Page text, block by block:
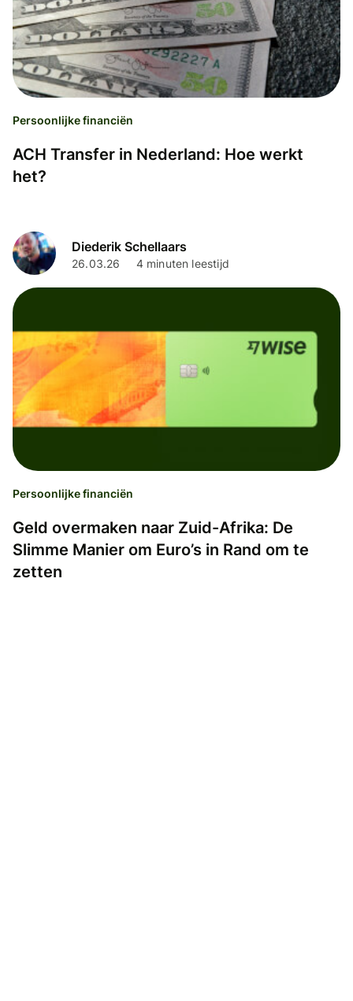
Persoonlijke financiën
ACH Transfer in Nederland: Hoe werkt
het?
Diederik Schellaars
26.03.26 4 minuten leestijd
Persoonlijke financiën
Geld overmaken naar Zuid-Afrika: De
Slimme Manier om Euro’s in Rand om te
zetten